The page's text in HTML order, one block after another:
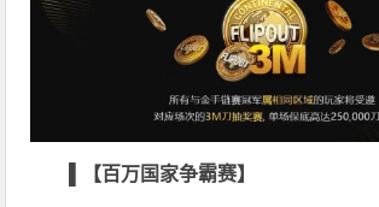
▌【百万国家争霸赛】